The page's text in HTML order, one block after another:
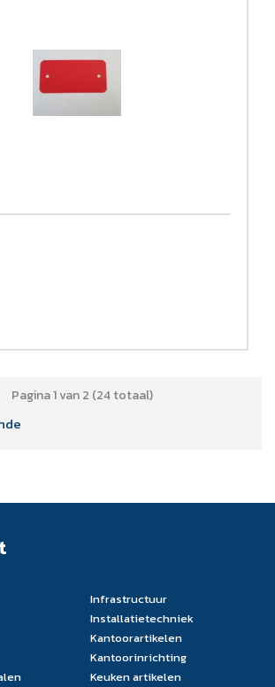
Pagina 1 van 2 (24 totaal)
Infrastructuur
Installatietechniek
Kantoorartikelen
Kantoorinrichting
Keuken artikelen